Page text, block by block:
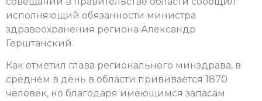
исполняющий обязанности министра
здравоохранения региона Александр
Герштанский.
Как отметил глава регионального минздрава, в
среднем в день в области прививается 1870
человек, но благодаря имеющимся запасам